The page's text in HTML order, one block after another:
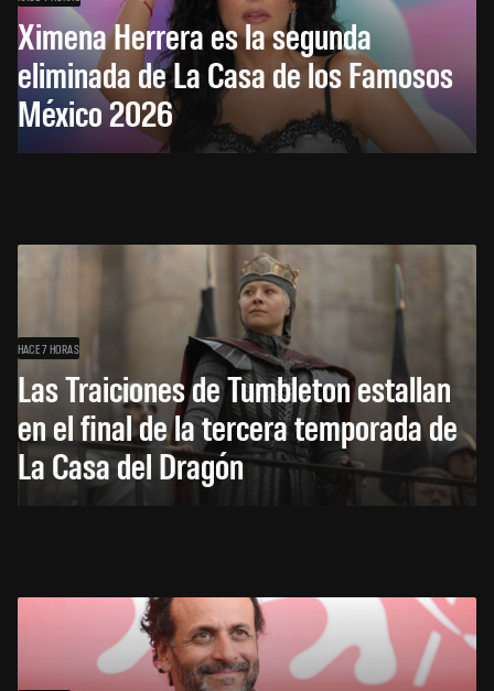
Ximena Herrera es la segunda
eliminada de La Casa de los Famosos
México 2026
HACE 7 HORAS
Las Traiciones de Tumbleton estallan
en el final de la tercera temporada de
La Casa del Dragón